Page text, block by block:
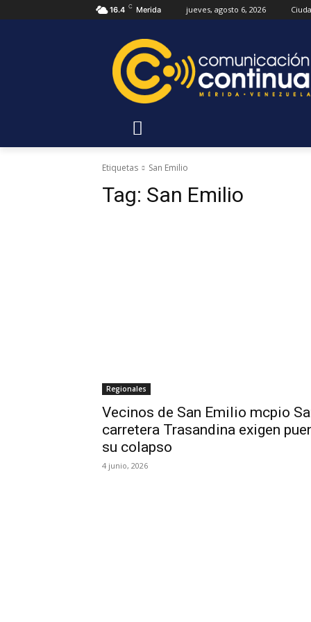
16.4 C Merida jueves, agosto 6, 2026
Etiquetas San Emilio
Tag: San Emilio
Regionales
Vecinos de San Emilio mcpio
carretera Trasandina exigen
su colapso
4 junio, 2026